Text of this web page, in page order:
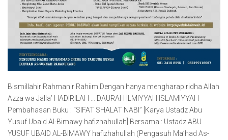
Bismillahir Rahmanir Rahiim Dengan hanya mengharap ridha Allah
Azza wa Jalla’ HADIRILAH … DAURAH ILMIYYAH ISLAMIYYAH
Pembahasan Buku : “SIFAT SHALAT NABI” [Karya Ustadz Abu
Yusuf Ubaid Al-Bimawy hafizhahullah] Bersama : Ustadz ABU
YUSUF UBAID AL-BIMAWY hafizhahullah (Pengasuh Ma’had As-